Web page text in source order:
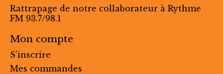
Rattrapage de notre collaborateur à Rythme
FM 93.7/98.1
Mon compte
S'inscrire
Mes commandes